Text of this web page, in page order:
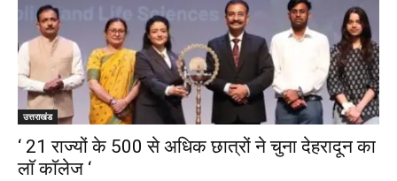
उत्तराखंड
‘ 21 राज्यों के 500 से अधिक छात्रों ने चुना देहरादून का
लाॅ काॅलेज ‘